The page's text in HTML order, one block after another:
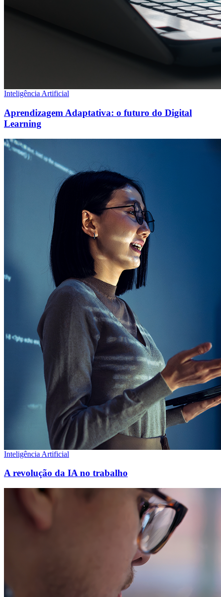
Inteligência Artificial
Aprendizagem Adaptativa: o futuro do Digital
Learning
Inteligência Artificial
A revolução da IA no trabalho